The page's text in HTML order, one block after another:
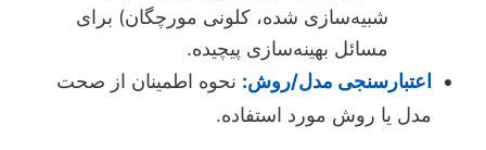
شبیه‌سازی شده، کلونی مورچگان) برای
مسائل بهینه‌سازی پیچیده.
اعتبارسنجی مدل/روش: نحوه اطمینان از صحت
مدل یا روش مورد استفاده.